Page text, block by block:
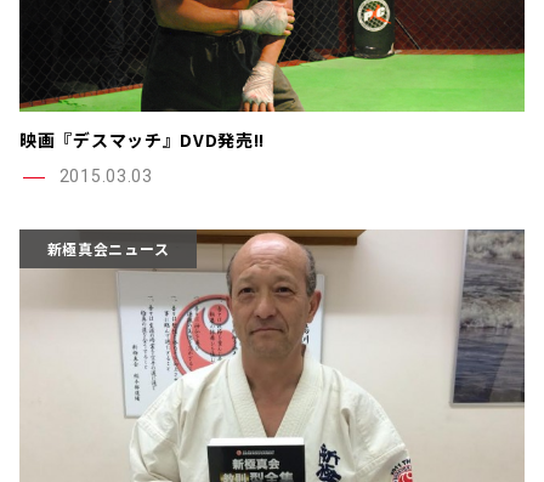
映画『デスマッチ』DVD発売!!
2015.03.03
新極真会ニュース